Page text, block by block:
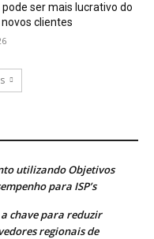
ser mais lucrativo do
clientes
utilizando Objetivos
para ISP’s
chave para reduzir
regionais de